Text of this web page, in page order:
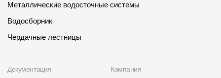
Металлические водосточные системы
Водосборник
Чердачные лестницы
Документация Компания